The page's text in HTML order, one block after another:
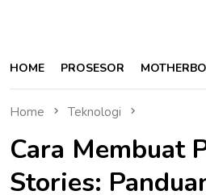
HOME PROSESOR
Home Teknologi
Cara Membuat
Stories: